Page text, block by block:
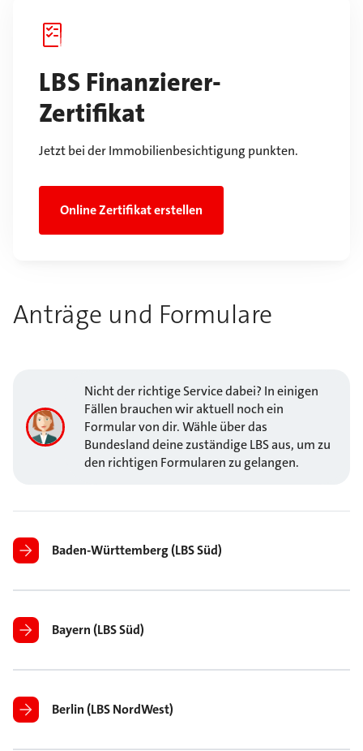
LBS Finanzierer-
Zertifikat
Jetzt bei der Immobilienbesichtigung punkten.
Online Zertifikat erstellen
Anträge und Formulare
Nicht der richtige Service dabei? In einigen
Fällen brauchen wir aktuell noch ein
Formular von dir. Wähle über das
Bundesland deine zuständige LBS aus, um zu
den richtigen Formularen zu gelangen.
Baden-Württemberg (LBS Süd)
Bayern (LBS Süd)
Berlin (LBS NordWest)